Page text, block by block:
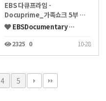
EBS 다큐프라임 -
Docuprime_가족쇼크 5부 …
EBSDocumentary …
2325 0 10-28
4 5